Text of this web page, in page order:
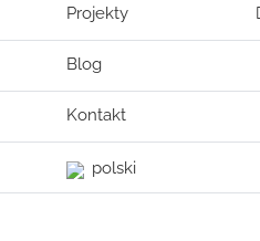
Projekty
Blog
Kontakt
polski